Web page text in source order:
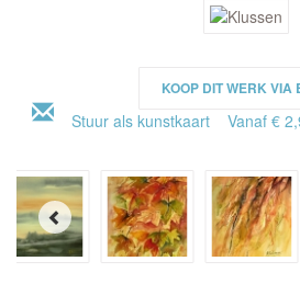
KOOP DIT WERK VIA
Stuur als kunstkaart Vanaf €